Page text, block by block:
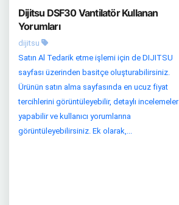
Dijitsu DSF30 Vantilatör Kullanan
Yorumları
dijitsu
Satın Al Tedarik etme işlemi için de DIJITSU
sayfası üzerinden basitçe oluşturabilirsiniz.
Ürünün satın alma sayfasında en ucuz fiyat
tercihlerini görüntüleyebilir, detaylı incelemeler
yapabilir ve kullanıcı yorumlarına
görüntüleyebilirsiniz. Ek olarak,...